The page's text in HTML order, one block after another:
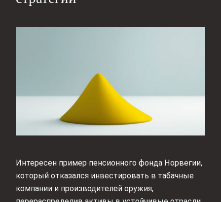
Интересен пример пенсионного фонда Норвегии,
который отказался инвестировать в табачные
компании и производителей оружия,